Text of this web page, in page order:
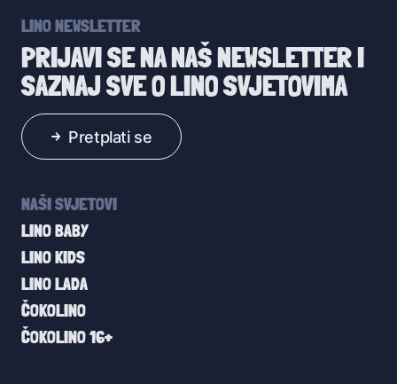
LINO NEWSLETTER
PRIJAVI SE NA NAŠ NEWSLETTER I
SAZNAJ SVE O LINO SVJETOVIMA
Pretplati se
NAŠI SVJETOVI
LINO BABY
LINO KIDS
LINO LADA
ČOKOLINO
ČOKOLINO 16+